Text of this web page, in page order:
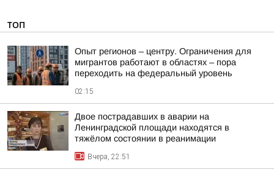
ТОП
Опыт регионов – центру. Ограничения для
мигрантов работают в областях – пора
переходить на федеральный уровень
02:15
Двое пострадавших в аварии на
Ленинградской площади находятся в
тяжёлом состоянии в реанимации
Вчера, 22:51